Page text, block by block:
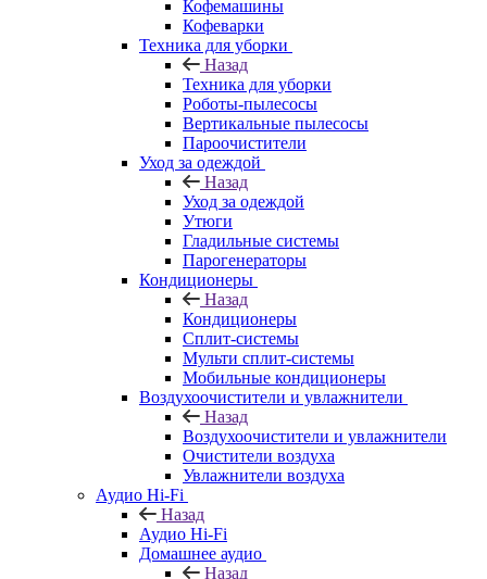
Кофемашины
Кофеварки
Техника для уборки
Назад
Техника для уборки
Роботы-пылесосы
Вертикальные пылесосы
Пароочистители
Уход за одеждой
Назад
Уход за одеждой
Утюги
Гладильные системы
Парогенераторы
Кондиционеры
Назад
Кондиционеры
Сплит-системы
Мульти сплит-системы
Мобильные кондиционеры
Воздухоочистители и увлажнители
Назад
Воздухоочистители и увлажнители
Очистители воздуха
Увлажнители воздуха
Аудио Hi-Fi
Назад
Аудио Hi-Fi
Домашнее аудио
Назад